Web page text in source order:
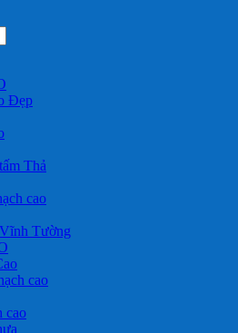
Đẹp
Thả
cao
Tường
cao
cao